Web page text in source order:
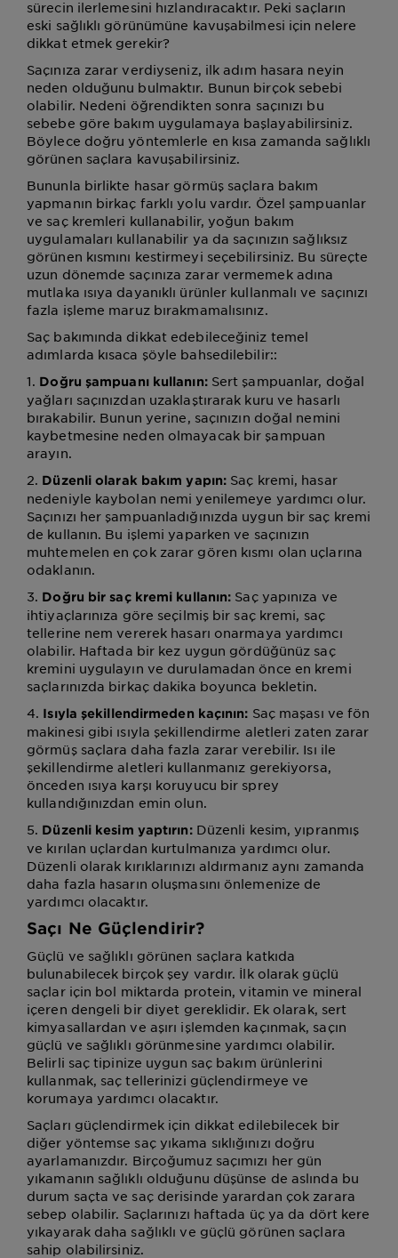
sürecin ilerlemesini hızlandıracaktır. Peki saçların
eski sağlıklı görünümüne kavuşabilmesi için nelere
dikkat etmek gerekir?
Saçınıza zarar verdiyseniz, ilk adım hasara neyin
neden olduğunu bulmaktır. Bunun birçok sebebi
olabilir. Nedeni öğrendikten sonra saçınızı bu
sebebe göre bakım uygulamaya başlayabilirsiniz.
Böylece doğru yöntemlerle en kısa zamanda sağlıklı
görünen saçlara kavuşabilirsiniz.
Bununla birlikte hasar görmüş saçlara bakım
yapmanın birkaç farklı yolu vardır. Özel şampuanlar
ve saç kremleri kullanabilir, yoğun bakım
uygulamaları kullanabilir ya da saçınızın sağlıksız
görünen kısmını kestirmeyi seçebilirsiniz. Bu süreçte
uzun dönemde saçınıza zarar vermemek adına
mutlaka ısıya dayanıklı ürünler kullanmalı ve saçınızı
fazla işleme maruz bırakmamalısınız.
Saç bakımında dikkat edebileceğiniz temel
adımlarda kısaca şöyle bahsedilebilir::
1. Doğru şampuanı kullanın:Sert şampuanlar, doğal
yağları saçınızdan uzaklaştırarak kuru ve hasarlı
bırakabilir. Bunun yerine, saçınızın doğal nemini
kaybetmesine neden olmayacak bir şampuan
arayın.
2. Düzenli olarak bakım yapın: Saç kremi, hasar
nedeniyle kaybolan nemi yenilemeye yardımcı olur.
Saçınızı her şampuanladığınızda uygun bir saç kremi
de kullanın. Bu işlemi yaparken ve saçınızın
muhtemelen en çok zarar gören kısmı olan uçlarına
odaklanın.
3. Doğru bir saç kremi kullanın: Saç yapınıza ve
ihtiyaçlarınıza göre seçilmiş bir saç kremi, saç
tellerine nem vererek hasarı onarmaya yardımcı
olabilir. Haftada bir kez uygun gördüğünüz saç
kremini uygulayın ve durulamadan önce en kremi
saçlarınızda birkaç dakika boyunca bekletin.
4. Isıyla şekillendirmeden kaçının: Saç maşası ve fön
makinesi gibi ısıyla şekillendirme aletleri zaten zarar
görmüş saçlara daha fazla zarar verebilir. Isı ile
şekillendirme aletleri kullanmanız gerekiyorsa,
önceden ısıya karşı koruyucu bir sprey
kullandığınızdan emin olun.
5. Düzenli kesim yaptırın:Düzenli kesim, yıpranmış
ve kırılan uçlardan kurtulmanıza yardımcı olur.
Düzenli olarak kırıklarınızı aldırmanız aynı zamanda
daha fazla hasarın oluşmasını önlemenize de
yardımcı olacaktır.
Saçı Ne Güçlendirir?
Güçlü ve sağlıklı görünen saçlara katkıda
bulunabilecek birçok şey vardır. İlk olarak güçlü
saçlar için bol miktarda protein, vitamin ve mineral
içeren dengeli bir diyet gereklidir. Ek olarak, sert
kimyasallardan ve aşırı işlemden kaçınmak, saçın
güçlü ve sağlıklı görünmesine yardımcı olabilir.
Belirli saç tipinize uygun saç bakım ürünlerini
kullanmak, saç tellerinizi güçlendirmeye ve
korumaya yardımcı olacaktır.
Saçları güçlendirmek için dikkat edilebilecek bir
diğer yöntemse saç yıkama sıklığınızı doğru
ayarlamanızdır. Birçoğumuz saçımızı her gün
yıkamanın sağlıklı olduğunu düşünse de aslında bu
durum saçta ve saç derisinde yarardan çok zarara
sebep olabilir. Saçlarınızı haftada üç ya da dört kere
yıkayarak daha sağlıklı ve güçlü görünen saçlara
sahip olabilirsiniz.